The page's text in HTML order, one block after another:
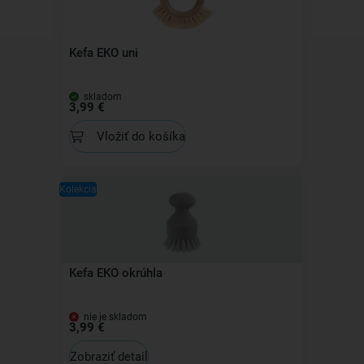
Kefa EKO uni
skladom
3,99 €
Vložiť do košíka
Kolekcia
Kefa EKO okrúhla
nie je skladom
3,99 €
Zobraziť detail